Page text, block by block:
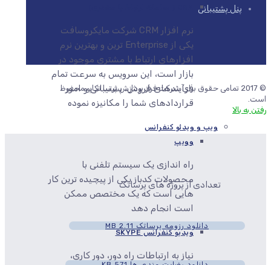
نرم افزار CRM شرکت مایکروسافت
یکی از Enterprise ترین و بهترین نرم
افزارهای ارتباط با مشتری موجود در
بازار است، این سرویس به سرعت تمام
فرآیندهای فروش، پشتیبانی و امور
قراردادهای شما را مکانیزه نموده
ویپ و ویدئو کنفرانس
وویپ
راه اندازی یک سیستم تلفنی با
محصولات کدباز یکی از پیچیده ترین کار
هایی است که یک مختصص ممکن
است انجام دهد
ویدیو کنفرانس SKYPE
نیاز به ارتباطات راه دور، دور کاری،
پنل پشتیبانی
© 2017 تمامی حقوق برای شرکت فراز پردازش پرسا تکاپو محفوظ
است.
رفتن به بالا
تعدادی از پروژه های پرساتک
دانلود رزومه پرساتک 2.11 MB